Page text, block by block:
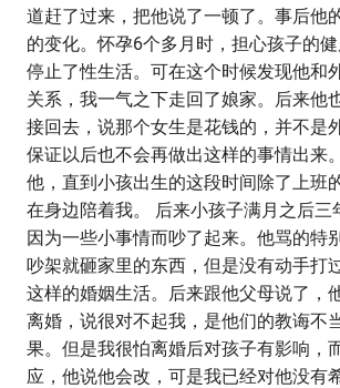
道赶了过来，把他说了一顿了。事后他
的变化。怀孕6个多月时，担心孩子的
停止了性生活。可在这个时候发现他和
关系，我一气之下走回了娘家。后来他
接回去，说那个女生是花钱的，并不是
保证以后也不会再做出这样的事情出来
他，直到小孩出生的这段时间除了上班
在身边陪着我。 后来小孩子满月之后三
因为一些小事情而吵了起来。他骂的特
吵架就砸家里的东西，但是没有动手打
这样的婚姻生活。后来跟他父母说了，
离婚，说很对不起我，是他们的教诲不
果。但是我很怕离婚后对孩子有影响，
应，他说他会改，可是我已经对他没有